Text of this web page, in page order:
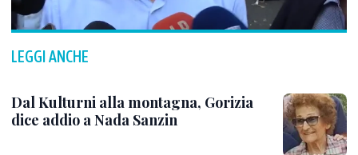
LEGGI ANCHE
Dal Kulturni alla montagna, Gorizia
dice addio a Nada Sanzin